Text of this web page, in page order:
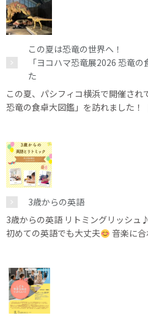
この夏は恐竜の世界へ！
「ヨコハマ恐竜展2026 恐竜
た
この夏、パシフィコ横浜で開催さ
恐竜の食卓大図鑑」を訪れました！
3歳からの英語
3歳からの英語 リトミングリッシュ
初めての英語でも大丈夫
音楽に